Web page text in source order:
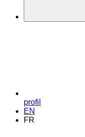
profil
EN
FR